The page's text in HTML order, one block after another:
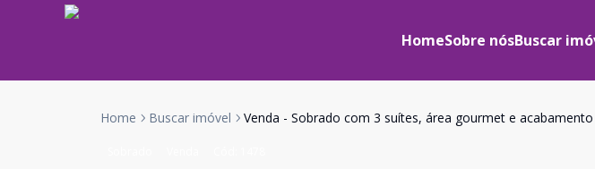
HomeSobre nósBuscar
Home Buscar imóvel Venda - Sobrado com 3 suítes, área gourmet e